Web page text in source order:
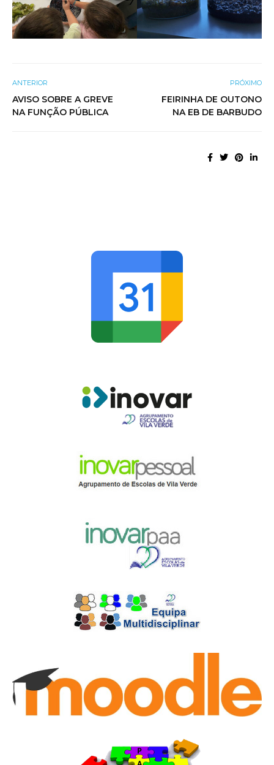
ANTERIOR
AVISO SOBRE A GREVE
NA FUNÇÃO PÚBLICA
PRÓXIMO
FEIRINHA DE OUTONO
NA EB DE BARBUDO